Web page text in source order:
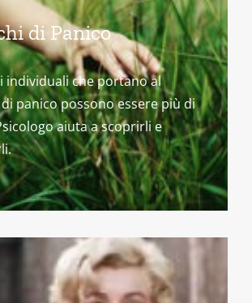
di Panico
individuali che portano al
panico possono essere più di
aiuta a scoprirli e